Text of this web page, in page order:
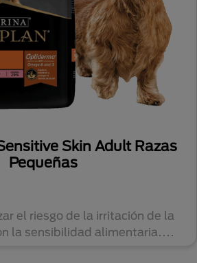
Skin Adult Razas
Pequeñas
el riesgo de la irritación de la
la sensibilidad alimentaria....